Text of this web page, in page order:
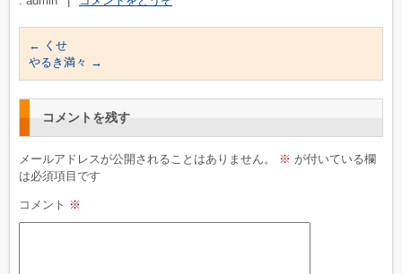
← くせ
やるき満々 →
コメントを残す
メールアドレスが公開されることはありません。 ※ が付いている欄
は必須項目です
コメント ※